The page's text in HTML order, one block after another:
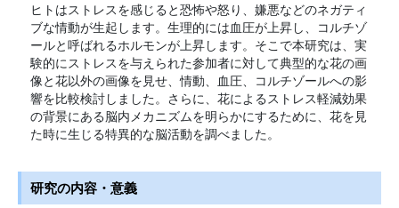
ヒトはストレスを感じると恐怖や怒り、嫌悪などのネガティ
ブな情動が生起します。生理的には血圧が上昇し、コルチゾ
ールと呼ばれるホルモンが上昇します。そこで本研究は、実
験的にストレスを与えられた参加者に対して典型的な花の画
像と花以外の画像を見せ、情動、血圧、コルチゾールへの影
響を比較検討しました。さらに、花によるストレス軽減効果
の背景にある脳内メカニズムを明らかにするために、花を見
た時に生じる特異的な脳活動を調べました。
研究の内容・意義